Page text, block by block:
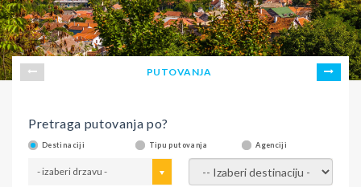
PUTOVANJA
Pretraga putovanja po?
Destinaciji Tipu putovanja Agenciji
- izaberi drzavu - - izaberi destinaciju -